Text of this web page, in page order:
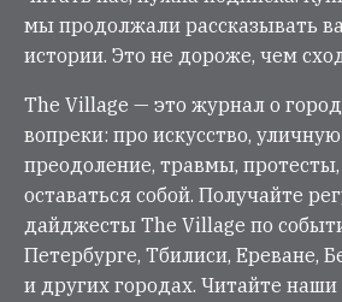
мы продолжали рассказывать
истории. Это не дороже, чем
The Village — это журнал о
вопреки: про искусство,
преодоление, травмы,
оставаться собой. Получайте
дайджесты The Village по
Петербурге, Тбилиси, Ереване,
и других городах. Читайте